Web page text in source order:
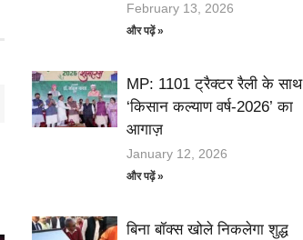
February 13, 2026
और पढ़ें »
MP: 1101 ट्रैक्टर रैली के साथ
‘किसान कल्याण वर्ष-2026’ का
आगाज़
January 12, 2026
और पढ़ें »
बिना बॉक्स खोले निकलेगा शुद्ध